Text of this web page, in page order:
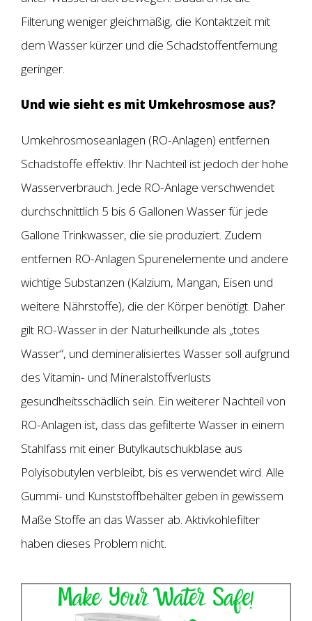
Filterung weniger gleichmäßig, die Kontaktzeit mit
dem Wasser kürzer und die Schadstoffentfernung
geringer.
Und wie sieht es mit Umkehrosmose aus?
Umkehrosmoseanlagen (RO-Anlagen) entfernen
Schadstoffe effektiv. Ihr Nachteil ist jedoch der hohe
Wasserverbrauch. Jede RO-Anlage verschwendet
durchschnittlich 5 bis 6 Gallonen Wasser für jede
Gallone Trinkwasser, die sie produziert. Zudem
entfernen RO-Anlagen Spurenelemente und andere
wichtige Substanzen (Kalzium, Mangan, Eisen und
weitere Nährstoffe), die der Körper benötigt. Daher
gilt RO-Wasser in der Naturheilkunde als „totes
Wasser“, und demineralisiertes Wasser soll aufgrund
des Vitamin- und Mineralstoffverlusts
gesundheitsschädlich sein. Ein weiterer Nachteil von
RO-Anlagen ist, dass das gefilterte Wasser in einem
Stahlfass mit einer Butylkautschukblase aus
Polyisobutylen verbleibt, bis es verwendet wird. Alle
Gummi- und Kunststoffbehälter geben in gewissem
Maße Stoffe an das Wasser ab. Aktivkohlefilter
haben dieses Problem nicht.